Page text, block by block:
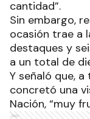
cantidad”.
Sin embargo,
ocasión trae a
destaques y
a un total de
Y señaló que,
concretó una
Nación, “muy
Ads